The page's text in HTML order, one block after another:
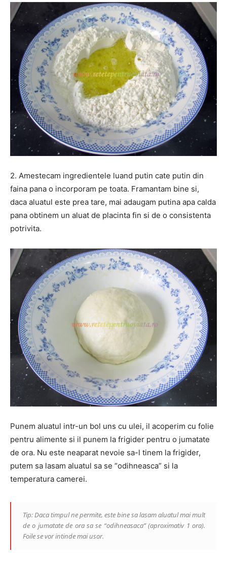
2. Amestecam ingredientele luand putin cate putin din
faina pana o incorporam pe toata. Framantam bine si,
daca aluatul este prea tare, mai adaugam putina apa calda
pana obtinem un aluat de placinta fin si de o consistenta
potrivita.
Punem aluatul intr-un bol uns cu ulei, il acoperim cu folie
pentru alimente si il punem la frigider pentru o jumatate
de ora. Nu este neaparat nevoie sa-l tinem la frigider,
putem sa lasam aluatul sa se “odihneasca” si la
temperatura camerei.
Tip: Daca timpul ne permite, este bine sa lasam aluatul mai mult
de o jumatate de ora sa se “odihneasaca” (aproximativ 1 ora).
Foile se vor intinde mai usor.